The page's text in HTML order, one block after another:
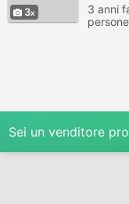
3 3 anni
Sei un venditore